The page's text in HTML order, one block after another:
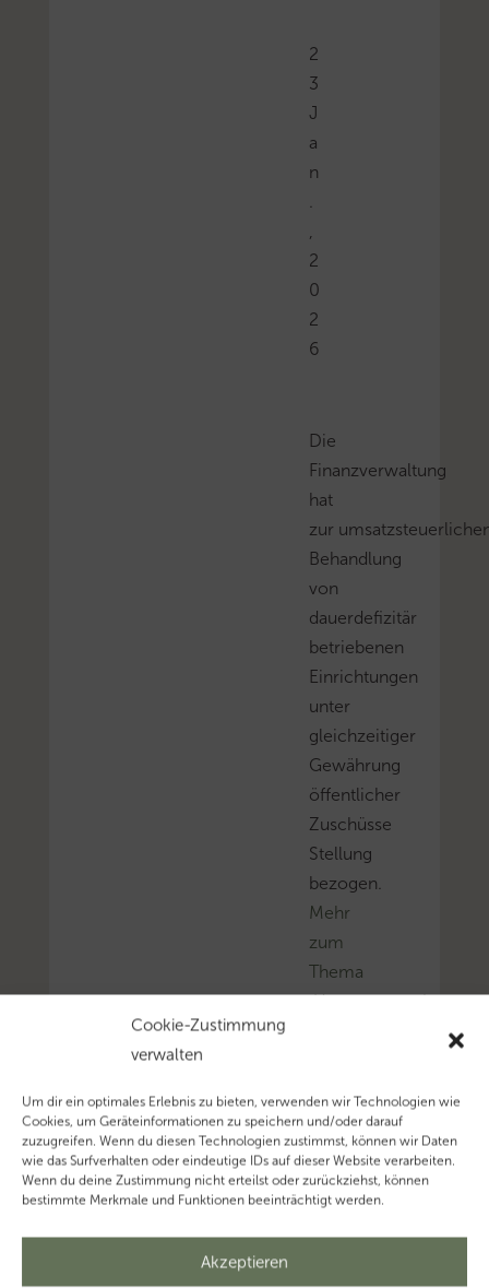
Cookie-Zustimmung
verwalten
Um dir ein optimales Erlebnis zu bieten, verwenden wir Technologien wie
Cookies, um Geräteinformationen zu speichern und/oder darauf
zuzugreifen. Wenn du diesen Technologien zustimmst, können wir Daten
wie das Surfverhalten oder eindeutige IDs auf dieser Website verarbeiten.
Wenn du deine Zustimmung nicht erteilst oder zurückziehst, können
bestimmte Merkmale und Funktionen beeinträchtigt werden.
Akzeptieren
2
3
J
a
n
.
,
2
0
2
6
Die
Finanzverwaltung
hat
zur
Behandlung
von
dauerdefizitär
betriebenen
Einrichtungen
unter
gleichzeitiger
Gewährung
öffentlicher
Zuschüsse
Stellung
bezogen.
Mehr
zum
Thema
‚Umsatzsteuer’…
‚Vorsteuerabzug’…
Mehr
zum
Thema
‚Entgelt’…